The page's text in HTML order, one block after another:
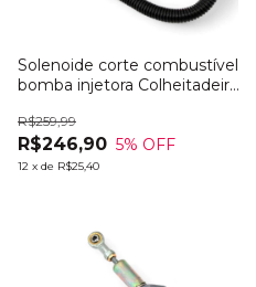
Solenoide corte combustível
bomba injetora Colheitadeira
R$246,90
R$259,99
5% OFF
12 x de R$25,40